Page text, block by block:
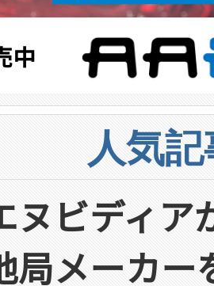
人気
ヌビディア
局メーカー